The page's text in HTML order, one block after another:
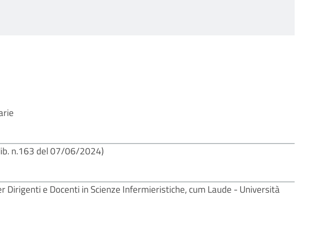
n.163 del 07/06/2024)
Dirigenti e Docenti in Scienze Infermieristiche, cum Laude - Università